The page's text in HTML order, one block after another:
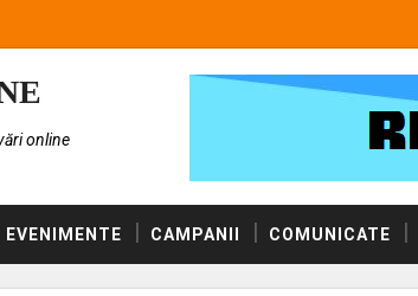
online
EVENIMENTE CAMPANII COMUNICATE